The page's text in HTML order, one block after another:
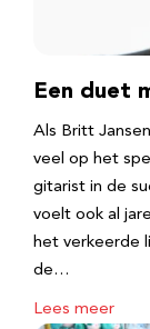
Een duet
Als Britt
veel op het
gitarist in de
voelt ook al
het verkeerde
de…
Lees meer